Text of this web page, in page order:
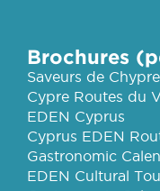
Brochures
Saveurs de
Cypre Routes du
EDEN Cyprus
Cyprus EDEN
Gastronomic
EDEN Cultural